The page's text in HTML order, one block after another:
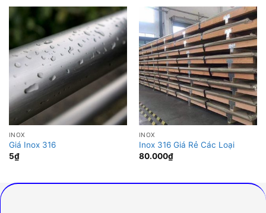
INOX
Giá Inox 316
5₫
INOX
Inox 316 Giá Rẻ Các Loại
80.000₫